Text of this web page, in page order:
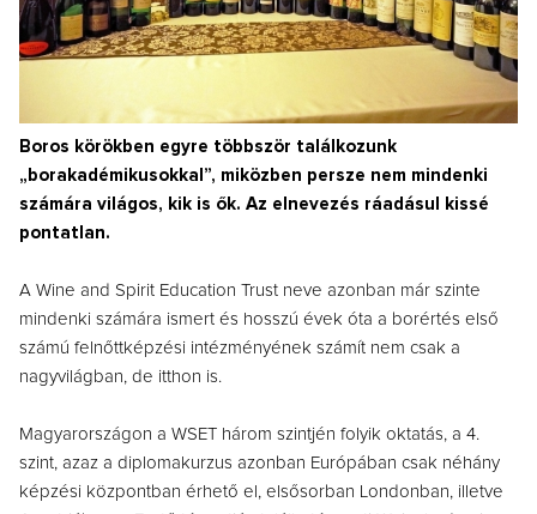
Boros körökben egyre többször találkozunk
„borakadémikusokkal”, miközben persze nem mindenki
számára világos, kik is ők. Az elnevezés ráadásul kissé
pontatlan.
A Wine and Spirit Education Trust neve azonban már szinte
mindenki számára ismert és hosszú évek óta a borértés első
számú felnőttképzési intézményének számít nem csak a
nagyvilágban, de itthon is.
Magyarországon a WSET három szintjén folyik oktatás, a 4.
szint, azaz a diplomakurzus azonban Európában csak néhány
képzési központban érhető el, elsősorban Londonban, illetve